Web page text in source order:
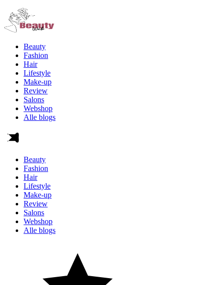
Beauty
Fashion
Hair
Lifestyle
Make-up
Review
Salons
Webshop
Alle blogs
Beauty
Fashion
Hair
Lifestyle
Make-up
Review
Salons
Webshop
Alle blogs